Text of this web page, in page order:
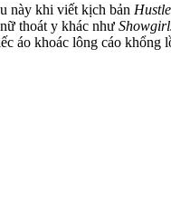
này khi viết kịch bản
thoát y khác như
áo khoác lông cáo